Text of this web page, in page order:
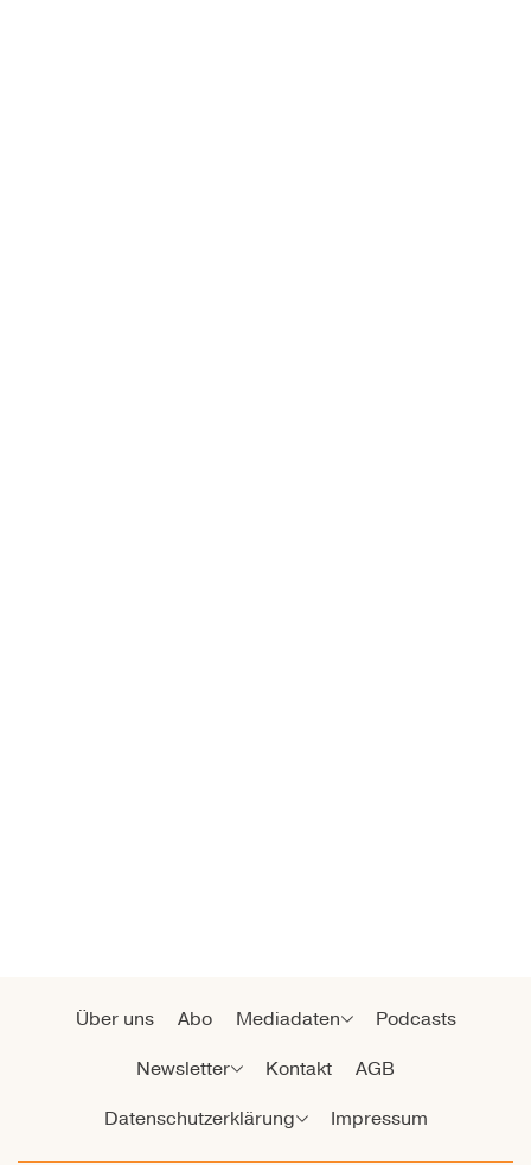
Über uns Abo Mediadaten
Podcasts
Newsletter
Kontakt
AGB
Datenschutzerklärung
Impressum